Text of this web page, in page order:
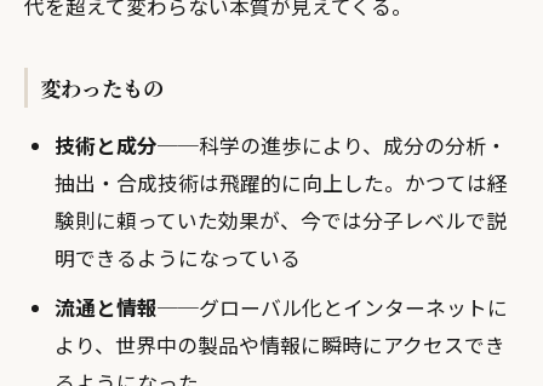
代を超えて変わらない本質が見えてくる。
変わったもの
技術と成分──科学の進歩により、成分の分析・
抽出・合成技術は飛躍的に向上した。かつては経
験則に頼っていた効果が、今では分子レベルで説
明できるようになっている
流通と情報──グローバル化とインターネットに
より、世界中の製品や情報に瞬時にアクセスでき